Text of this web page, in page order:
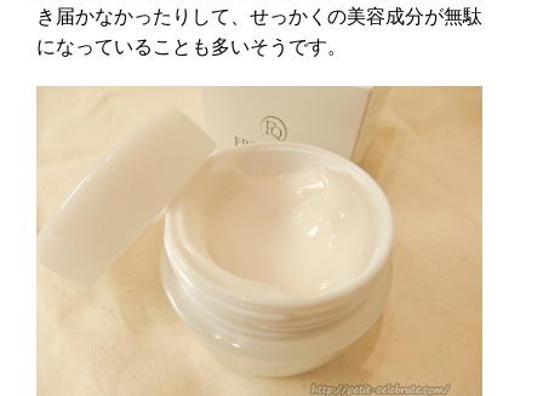
き届かなかったりして、せっかくの美容成分が無駄
になっていることも多いそうです。